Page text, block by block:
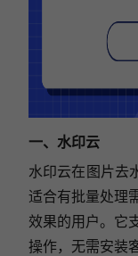
一、水印云
水印云在图片去
适合有批量处理
效果的用户。它
操作，无需安装